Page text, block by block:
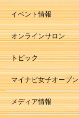
イベント情報
オンラインサロン
トピック
マイナビ女子オープン
メディア情報